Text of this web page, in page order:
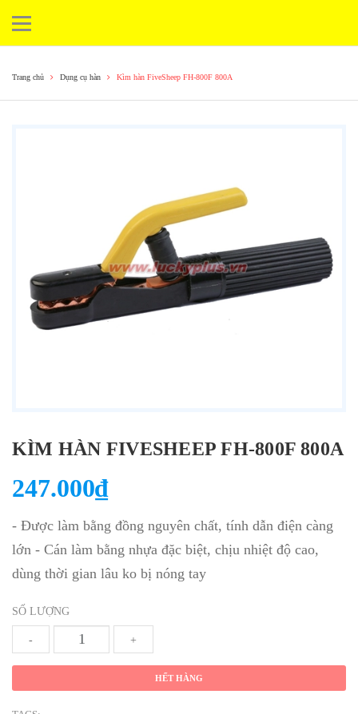
Trang chủ Dụng cụ hàn Kìm hàn FiveSheep FH-800F 800A
KÌM HÀN FIVESHEEP FH-800F 800A
247.000₫
- Được làm bằng đồng nguyên chất, tính dẫn điện càng
lớn - Cán làm bằng nhựa đặc biệt, chịu nhiệt độ cao,
dùng thời gian lâu ko bị nóng tay
SỐ LƯỢNG
- +
HẾT HÀNG